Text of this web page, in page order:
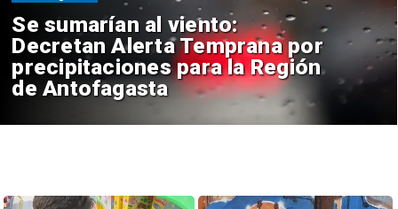
Se sumarían al viento:
Decretan Alerta Temprana por
precipitaciones para la Región
de Antofagasta